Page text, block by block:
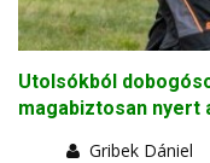
Utolsókból
magabiztosan nyert
Gribek Dániel